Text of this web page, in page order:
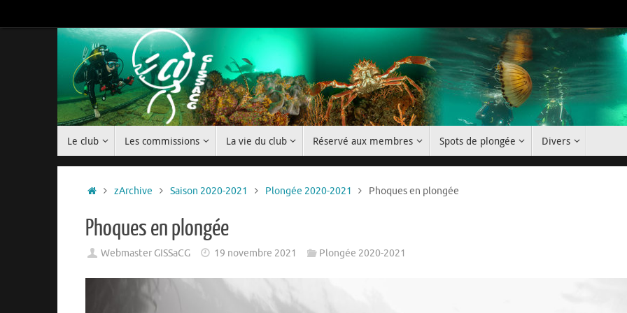
au
Le club Les commissions La vie du club Réservé aux membres Spots de plongée Divers
Accueil
zArchive Saison 2020-2021 Plongée 2020-2021 Phoques en plongée
Phoques en plongée
Webmaster GISSaCG 19 novembre 2021 Plongée 2020-2021